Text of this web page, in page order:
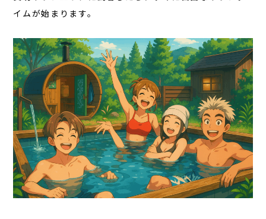
イムが始まります。